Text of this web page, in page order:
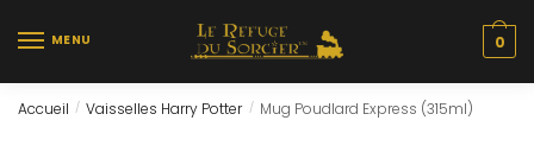
MENU 0
Accueil / Vaisselles Harry Potter / Mug Poudlard Express (315ml)